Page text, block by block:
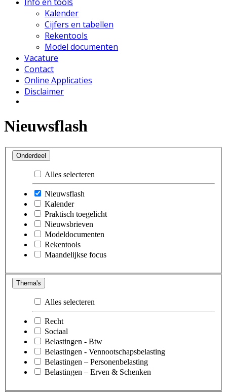
Kalender
Cijfers en tabellen
Rekentools
Model documenten
Vacature
Contact
Online Applicaties
Disclaimer
Nieuwsflash
Onderdeel
Alles selecteren
Nieuwsflash
Kalender
Praktisch toegelicht
Nieuwsbrieven
Modeldocumenten
Rekentools
Maandelijkse focus
Thema's
Alles selecteren
Recht
Sociaal
Belastingen - Btw
Belastingen - Vennootschapsbelasting
Belastingen – Personenbelasting
Belastingen – Erven & Schenken